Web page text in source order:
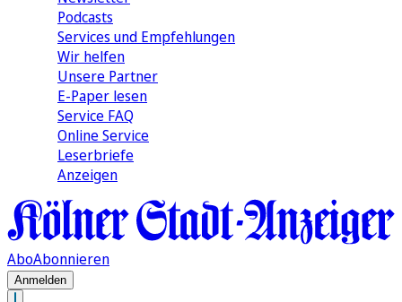
Podcasts
Services und Empfehlungen
Wir helfen
Unsere Partner
E-Paper lesen
Service FAQ
Online Service
Leserbriefe
Anzeigen
AboAbonnieren
Anmelden